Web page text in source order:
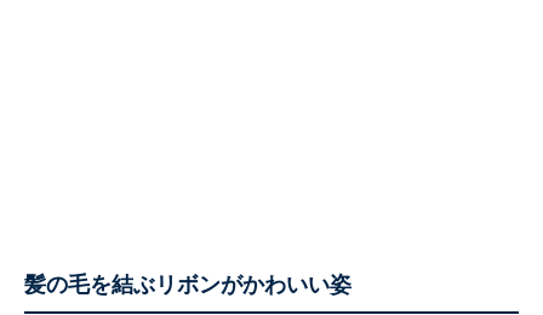
髪の毛を結ぶリボンがかわいい姿